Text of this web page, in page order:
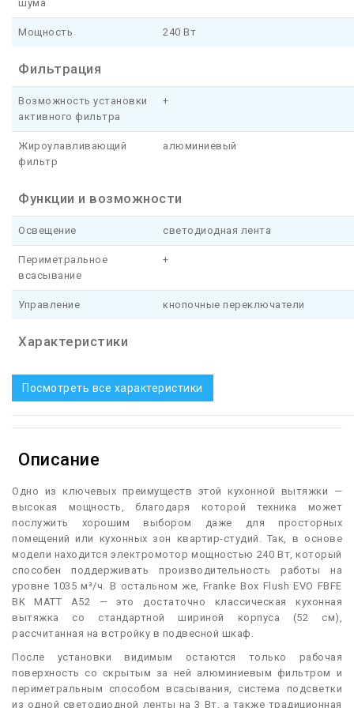
шума
Мощность 240 Вт
Фильтрация
Возможность установки
активного фильтра
+
Жироулавливающий
фильтр
алюминиевый
Функции и возможности
Освещение светодиодная лента
Периметральное
всасывание
+
Управление кнопочные переключатели
Характеристики
Посмотреть все характеристики
Описание
Одно из ключевых преимуществ этой кухонной вытяжки —
высокая мощность, благодаря которой техника может
послужить хорошим выбором даже для просторных
помещений или кухонных зон квартир-студий. Так, в основе
модели находится электромотор мощностью 240 Вт, который
способен поддерживать производительность работы на
уровне 1035 м³/ч. В остальном же, Franke Box Flush EVO FBFE
BK MATT A52 — это достаточно классическая кухонная
вытяжка со стандартной шириной корпуса (52 см),
рассчитанная на встройку в подвесной шкаф.
После установки видимым остаются только рабочая
поверхность со скрытым за ней алюминиевым фильтром и
периметральным способом всасывания, система подсветки
из одной светодиодной ленты на 3 Вт, а также традиционная